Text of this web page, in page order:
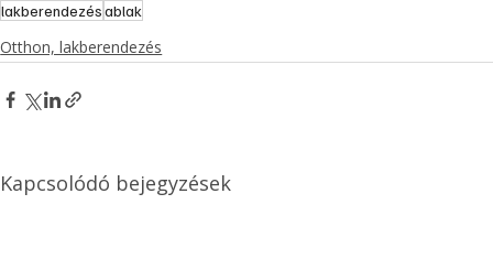
lakberendezésablak
Otthon, lakberendezés
Kapcsolódó bejegyzések